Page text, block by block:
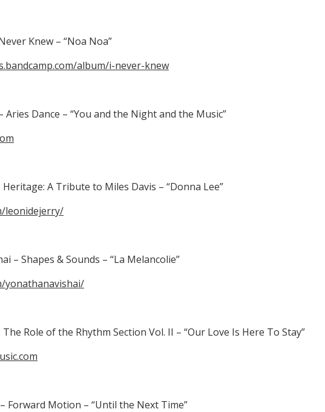
Knew – “Noa Noa”
album/i-never-knew
Aries Dance – “You and the Night and the Music”
Heritage: A Tribute to Miles Davis – “Donna Lee”
leonidejerry/
– Shapes & Sounds – “La Melancolie”
yonathanavishai/
Role of the Rhythm Section Vol. II – “Our Love Is Here To Stay”
Forward Motion – “Until the Next Time”